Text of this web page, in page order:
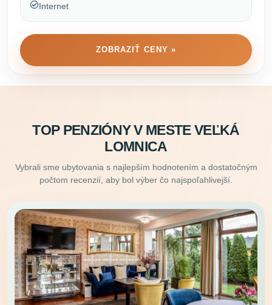
Internet
ZOBRAZIŤ CENY »
TOP PENZIÓNY V MESTE VEĽKÁ
LOMNICA
Vybrali sme ubytovania s najlepším hodnotením a dostatočným
počtom recenzií, aby bol výber čo najspoľahlivejší.